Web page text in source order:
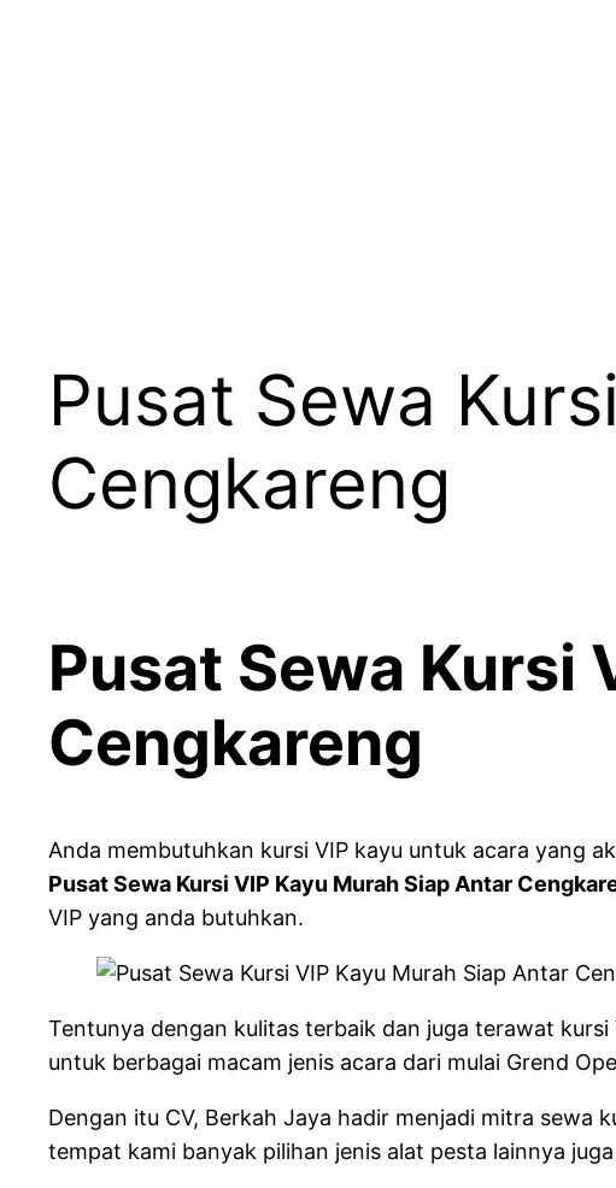
Pusat Sewa
Cengkareng
Pusat Sewa Kursi
Cengkareng
Anda membutuhkan kursi VIP kayu untuk acara yang
Pusat Sewa Kursi VIP Kayu Murah Siap Antar
VIP yang anda butuhkan.
Tentunya dengan kulitas terbaik dan juga terawat
untuk berbagai macam jenis acara dari mulai Grend
Dengan itu CV, Berkah Jaya hadir menjadi mitra sewa
tempat kami banyak pilihan jenis alat pesta lainnya